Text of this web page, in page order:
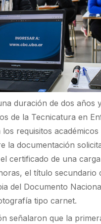
duración de dos años
de la Tecnicatura en
requisitos académicos
la documentación
certificado de una
el título secundario
del Documento
tipo carnet.
señalaron que la